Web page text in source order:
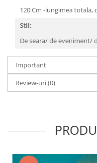
120 Cm -lungimea totala,
Stil:
De seara/ de eveniment/
Important
Review-uri(0)